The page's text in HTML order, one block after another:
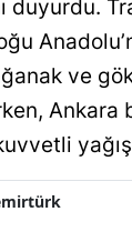
duyurdu.
ve
Ankara
yağış